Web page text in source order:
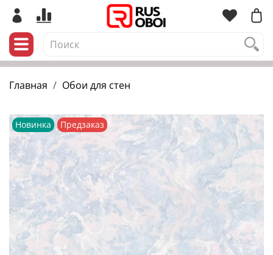
Главная Обои для стен
Новинка Предзаказ